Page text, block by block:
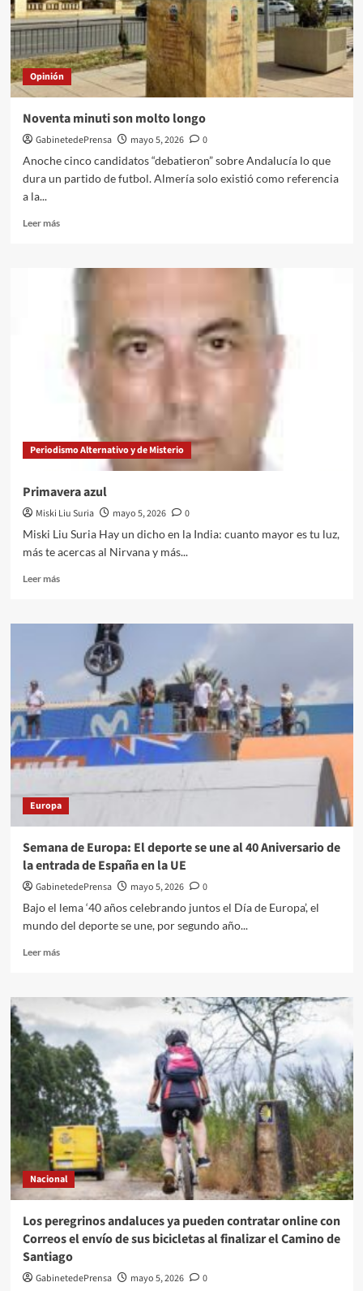
Opinión
Noventa minuti son molto longo
GabinetedePrensa mayo 5, 2026
0
Anoche cinco candidatos “debatieron” sobre Andalucía lo que
dura un partido de futbol. Almería solo existió como referencia
a la...
Leer másLeer
Noventa
Periodismo Alternativo y de Misterio
Primavera azul
Miski Liu Suria mayo 5, 2026
0
Miski Liu Suria Hay un dicho en la India: cuanto mayor es tu luz,
más te acercas al Nirvana y más...
Leer másLeer
Primavera
Europa
Semana de Europa: El deporte se une al 40 Aniversario de
la entrada de España en la UE
GabinetedePrensa mayo 5, 2026
0
Bajo el lema ‘40 años celebrando juntos el Día de Europa’, el
mundo del deporte se une, por segundo año...
Leer másLeer
Semana
Europa:
El
deporte
se
une
al
40
Aniversario
de
la
entrada
de
en
la
UE
Nacional
Los peregrinos andaluces ya pueden contratar online con
Correos el envío de sus bicicletas al finalizar el Camino de
Santiago
GabinetedePrensa mayo 5, 2026
0